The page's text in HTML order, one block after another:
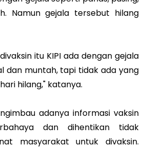
Namun gejala tersebut hilang
itu KIPI ada dengan gejala
dan muntah, tapi tidak ada yang
hilang," katanya.
adanya informasi vaksin
dan dihentikan tidak
masyarakat untuk divaksin.